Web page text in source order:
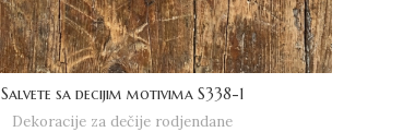
Salvete sa decijim motivima S338-1
Dekoracije za dečije rodjendane